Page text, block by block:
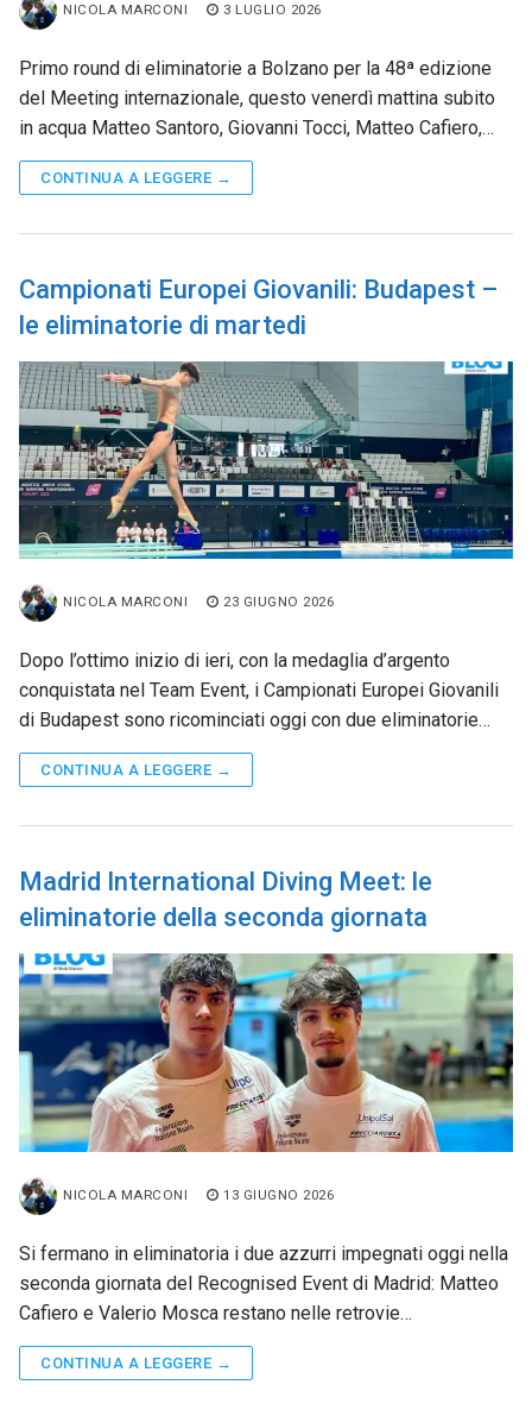
NICOLA MARCONI 3 LUGLIO 2026
Primo round di eliminatorie a Bolzano per la 48ª edizione
del Meeting internazionale, questo venerdì mattina subito
in acqua Matteo Santoro, Giovanni Tocci, Matteo Cafiero,…
CONTINUA A LEGGERE →
Campionati Europei Giovanili: Budapest –
le eliminatorie di martedi
NICOLA MARCONI 23 GIUGNO 2026
Dopo l’ottimo inizio di ieri, con la medaglia d’argento
conquistata nel Team Event, i Campionati Europei Giovanili
di Budapest sono ricominciati oggi con due eliminatorie…
CONTINUA A LEGGERE →
Madrid International Diving Meet: le
eliminatorie della seconda giornata
NICOLA MARCONI 13 GIUGNO 2026
Si fermano in eliminatoria i due azzurri impegnati oggi nella
seconda giornata del Recognised Event di Madrid: Matteo
Cafiero e Valerio Mosca restano nelle retrovie…
CONTINUA A LEGGERE →